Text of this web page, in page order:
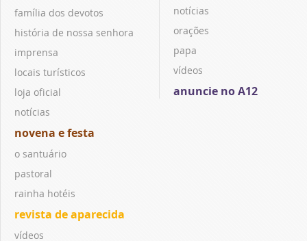
família dos devotos
história de nossa senhora
imprensa
locais turísticos
loja oficial
notícias
novena e festa
o santuário
pastoral
rainha hotéis
revista de aparecida
vídeos
notícias
orações
papa
vídeos
anuncie no A12